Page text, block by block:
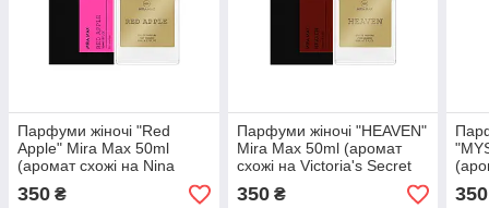
Парфуми жіночі "Red
Apple" Mira Max 50ml
(аромат схожі на Nina
Ricci Nina)
350 ₴
Парфуми жіночі "HEAVEN"
Mira Max 50ml (аромат
схожі на Victoria's Secret
Heavenly)
350₴ 350